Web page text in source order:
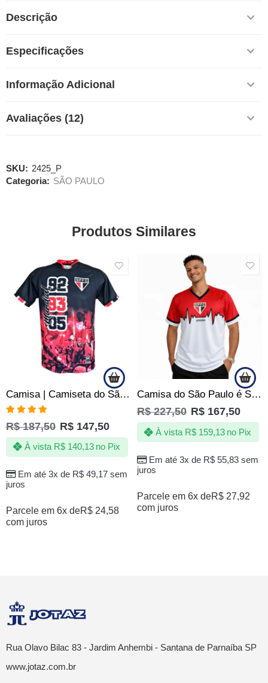
Descrição
Especificações
Informação Adicional
Avaliações (12)
SKU: 2425_P
Categoria: SÃO PAULO
Produtos Similares
Camisa | Camiseta do São Paulo SPFC – Noites de Glórias Tricolor – Oficial
Avaliação
4.80de 5
R$187,50 R$ 147,50
Em até 3x de R$49,17sem
juros
À vista R$140,13 no Pix
Parcele em 6x deR$ 24,58
com juros
Camisa do São Paulo é Sentimento Batimento Cardíaco Oficial
R$227,50 R$ 167,50
Em até 3x de R$55,83sem
juros
À vista R$159,13 no Pix
Parcele em 6x deR$ 27,92
com juros
Rua Olavo Bilac 83 - Jardim Anhembi - Santana de Parnaíba SP
www.jotaz.com.br